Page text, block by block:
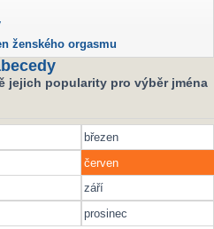
ženského orgasmu
jejich popularity pro výběr jména
březen
červen
září
prosinec